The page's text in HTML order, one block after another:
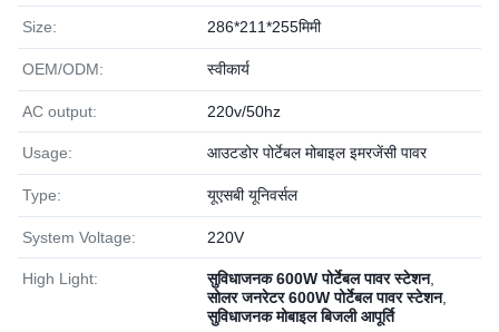
Size: 286*211*255मिमी
OEM/ODM: स्वीकार्य
AC output: 220v/50hz
Usage: आउटडोर पोर्टेबल मोबाइल इमरजेंसी पावर
Type: यूएसबी यूनिवर्सल
System Voltage: 220V
High Light: सुविधाजनक 600W पोर्टेबल पावर स्टेशन,
सोलर जनरेटर 600W पोर्टेबल पावर स्टेशन,
सुविधाजनक मोबाइल बिजली आपूर्ति